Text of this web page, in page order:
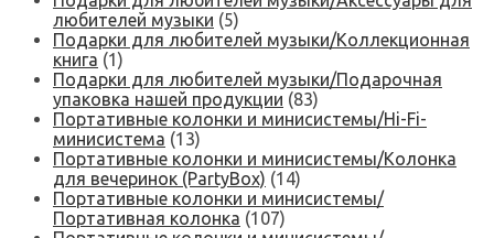
любителей музыки (5)
Подарки для любителей музыки/Коллекционная
книга (1)
Подарки для любителей музыки/Подарочная
упаковка нашей продукции (83)
Портативные колонки и минисистемы/Hi-Fi-
минисистема (13)
Портативные колонки и минисистемы/Колонка
для вечеринок (PartyBox) (14)
Портативные колонки и минисистемы/
Портативная колонка (107)